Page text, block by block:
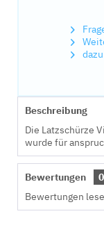
Beschreibung
Die Latzschürze
wurde für
Bewertungen
0
Bewertungen